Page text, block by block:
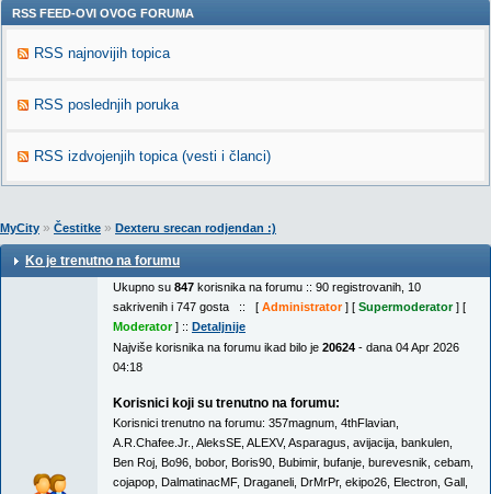
RSS FEED-OVI OVOG FORUMA
RSS najnovijih topica
RSS poslednjih poruka
RSS izdvojenjih topica (vesti i članci)
MyCity » Čestitke » Dexteru srecan rodjendan :)
Ko je trenutno na forumu
Ukupno su 847 korisnika na forumu :: 90 registrovanih, 10
sakrivenih i 747 gosta :: [ Administrator] [ Supermoderator] [
Moderator] :: Detaljnije
Najviše korisnika na forumu ikad bilo je 20624 - dana 04 Apr 2026
04:18
Korisnici koji su trenutno na forumu:
Korisnici trenutno na forumu: 357magnum 4thFlavian
A.R.Chafee.Jr. AleksSE ALEXV, Asparagus avijacija bankulen
Ben Roj Bo96 bobor, Boris90 Bubimir, bufanje burevesnik cebam
cojapop DalmatinacMF, Draganeli DrMrPr, ekipo26 Electron Gall